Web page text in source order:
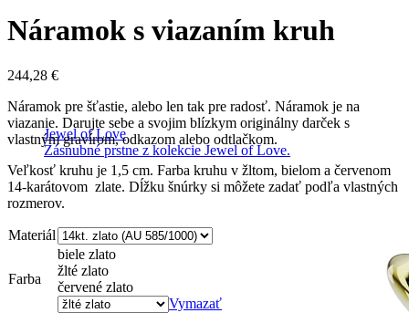
Jewel of Love
Zásnubné prstne z kolekcie Jewel of Love.
Náramok s viazaním kruh
244,28 €
Náramok pre šťastie, alebo len tak pre radosť. Náramok je na
viazanie. Darujte sebe a svojim blízkym originálny darček s
vlastným gravírom, odkazom alebo odtlačkom.
Veľkosť kruhu je 1,5 cm. Farba kruhu v žltom, bielom a červenom
14-karátovom zlate. Dĺžku šnúrky si môžete zadať podľa vlastných
rozmerov.
Materiál
Farba
biele zlato
žlté zlato
červené zlato
Vymazať